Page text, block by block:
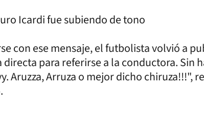
Icardi fue subiendo de tono
con ese mensaje, el futbolista volvió a
para referirse a la conductora. Sin
Aruzza, Arruza o mejor dicho chiruza!!!",